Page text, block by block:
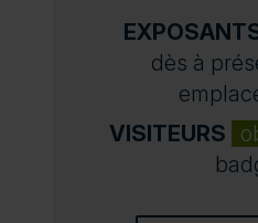
dès à
VISITEURS